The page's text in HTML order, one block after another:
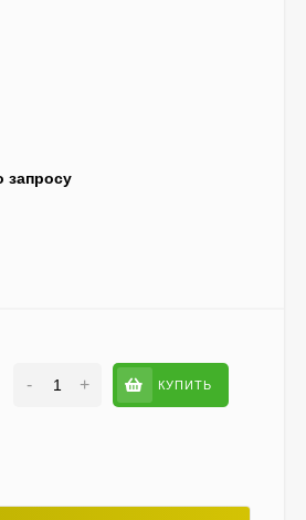
запросу
- + КУПИТЬ
Гортензия Саммер Лав
(Summer Love)